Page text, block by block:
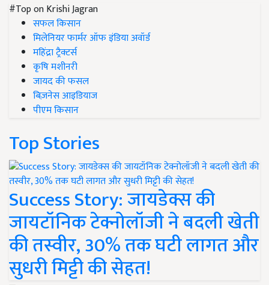
#Top on Krishi Jagran
सफल किसान
मिलेनियर फार्मर ऑफ इंडिया अवॉर्ड
महिंद्रा ट्रैक्टर्स
कृषि मशीनरी
जायद की फसल
बिज़नेस आइडियाज
पीएम किसान
Top Stories
Success Story: जायडेक्स की
जायटॉनिक टेक्नोलॉजी ने बदली खेती
की तस्वीर, 30% तक घटी लागत और
सुधरी मिट्टी की सेहत!